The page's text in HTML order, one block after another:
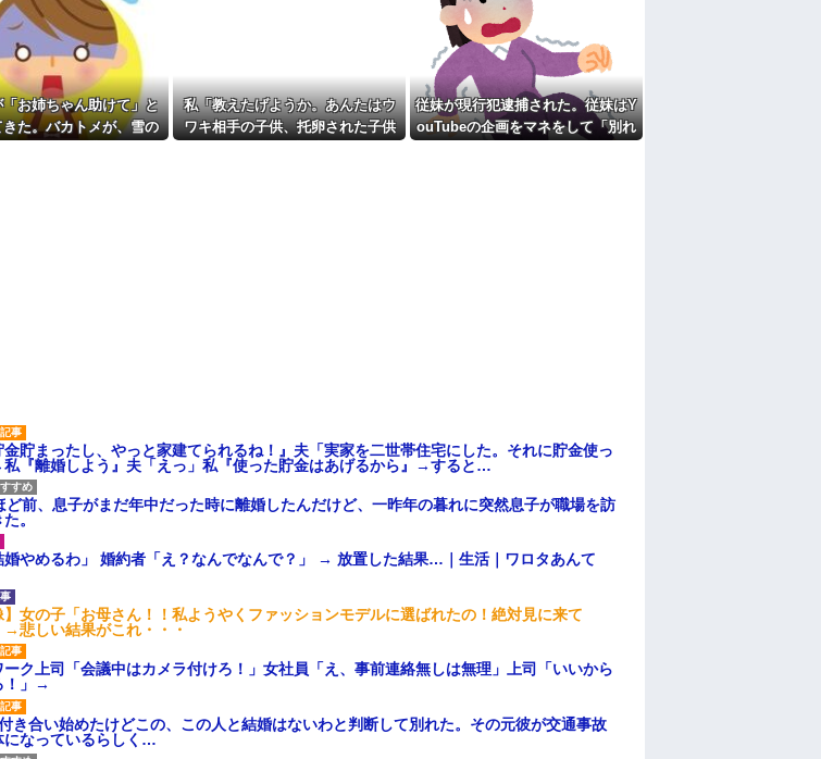
ｗｗｗｗ
庫があっ
な！」結
ないでく
主な税金の成り立ちを調べてみたよ
然となり…
お姉ちゃん助けて」と
きた。バカトメが、雪の
私「教えたげようか。あんたはウ
ワキ相手の子供、托卵された子供
従妹が現行犯逮捕された。従妹はY
ouTubeの企画をマネをして「別れ
金貯まったし、やっと家建てられるね！』夫「実家を二世帯住宅にした。それに貯金使っ
『離婚しよう』夫「えっ」私『使った貯金はあげるから』→すると…
ど前、息子がまだ年中だった時に離婚したんだけど、一昨年の暮れに突然息子が職場を訪
。
婚やめるわ」 婚約者「え？なんでなんで？」 → 放置した結果…｜生活｜ワロタあんて
】女の子「お母さん！！私ようやくファッションモデルに選ばれたの！絶対見に来て
→悲しい結果がこれ・・・
ーク上司「会議中はカメラ付けろ！」女社員「え、事前連絡無しは無理」上司「いいから
！」→
き合い始めたけどこの、この人と結婚はないわと判断して別れた。その元彼が交通事故
になっているらしく…